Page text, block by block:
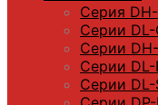
Серия
Серии DL-
Серии
Серии
Серии DL-